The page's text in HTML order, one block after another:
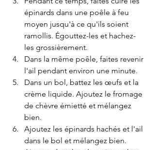
épinards dans une poêle à feu
moyen jusqu'à ce qu'ils soient
ramollis. Égouttez-les et hachez-
les grossièrement.
Dans la même poêle, faites revenir
l'ail pendant environ une minute.
Dans un bol, battez les œufs et la
crème liquide. Ajoutez le fromage
de chèvre émietté et mélangez
bien.
Ajoutez les épinards hachés et l'ail
dans le bol et mélangez bien.